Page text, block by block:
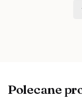
Polecane